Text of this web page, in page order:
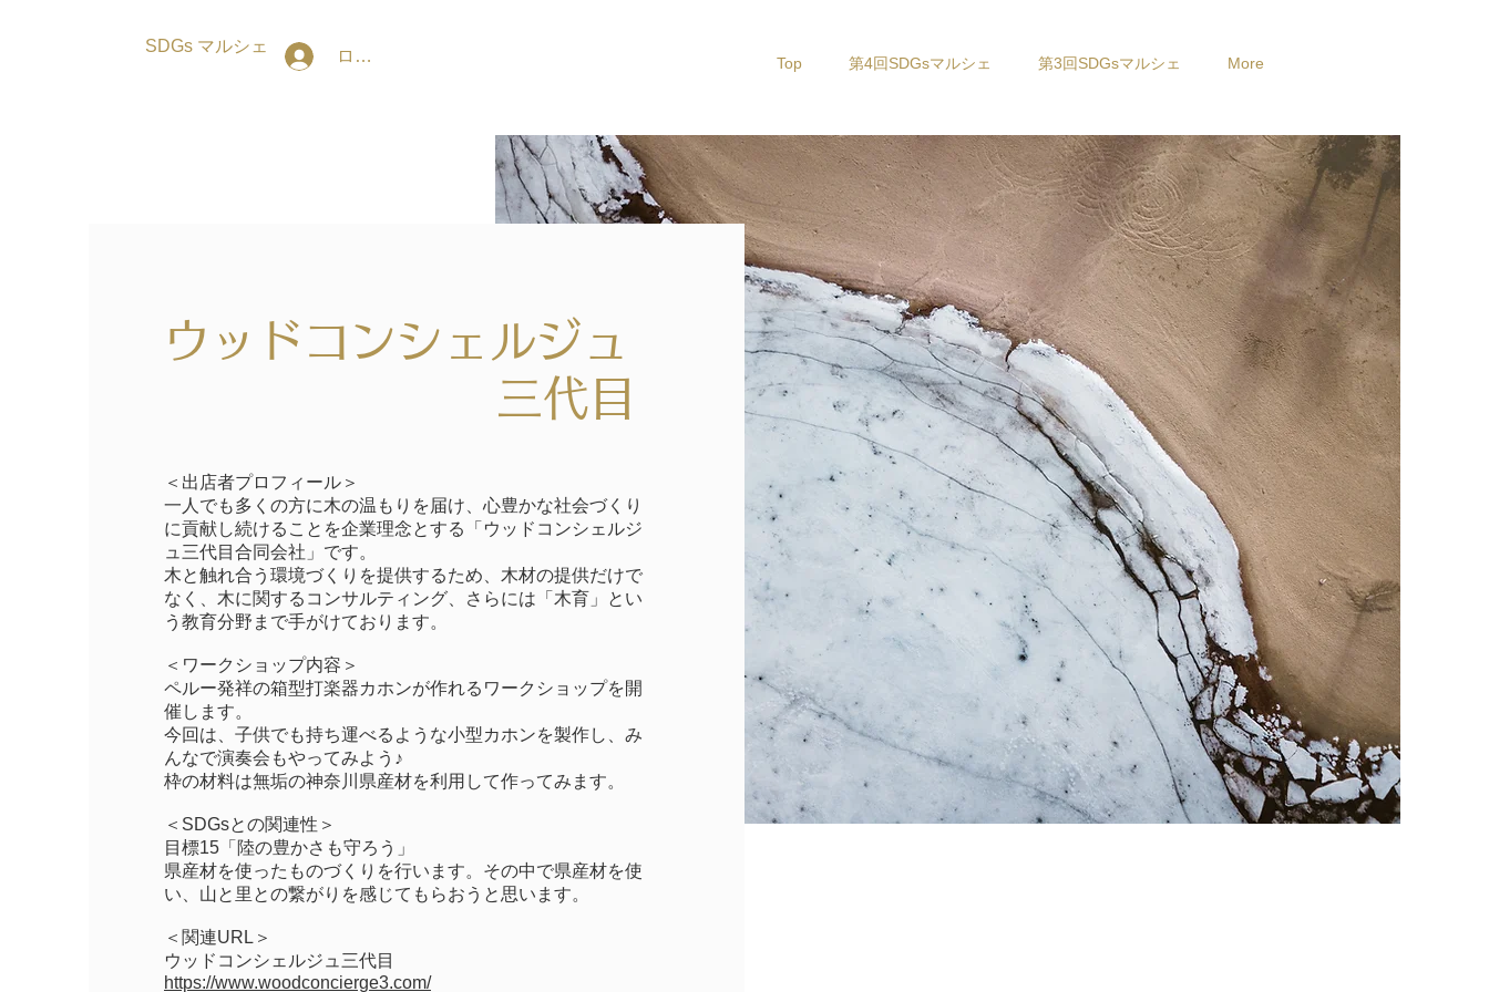
SDGs マルシェ
ログイン Top 第4回SDGsマルシェ 第3回SDGsマルシェ More
ウッドコンシェルジュ
​ 三代目
＜出店者プロフィール＞
一人でも多くの方に木の温もりを届け、心豊かな社会づくり
に貢献し続けることを企業理念とする「ウッドコンシェルジ
ュ三代目合同会社」です。
木と触れ合う環境づくりを提供するため、木材の提供だけで
なく、木に関するコンサルティング、さらには「木育」とい
う教育分野まで手がけております。
＜ワークショップ内容＞
ペルー発祥の箱型打楽器カホンが作れるワークショップを開
催します。
今回は、子供でも持ち運べるような小型カホンを製作し、み
んなで演奏会もやってみよう♪
枠の材料は無垢の神奈川県産材を利用して作ってみます。
＜SDGsとの関連性＞
目標15「陸の豊かさも守ろう」
県産材を使ったものづくりを行います。その中で県産材を使
い、山と里との繋がりを感じてもらおうと思います。
＜関連URL＞
ウッドコンシェルジュ三代目
https://www.woodconcierge3.com/